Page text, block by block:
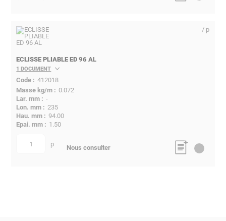
ECLISSE PLIABLE ED 96 AL
1 DOCUMENT
412018
0.072
-
235
94.00
1.50
quantité p
/ p
Nous consulter